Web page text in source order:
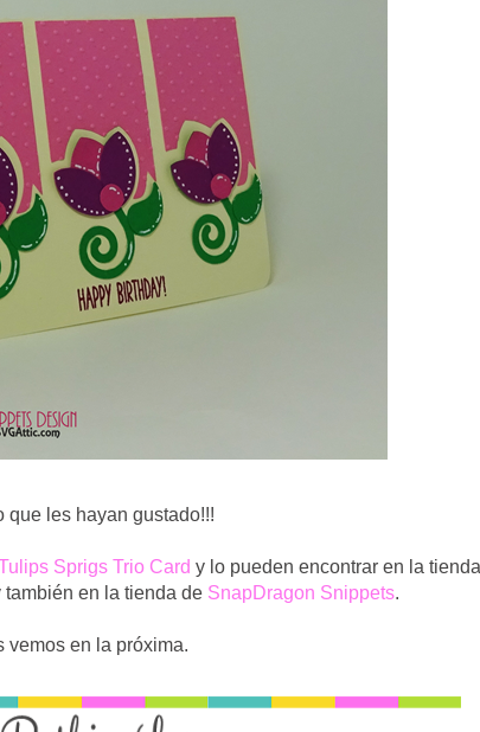
que les hayan gustado!!!
Sprigs Trio Card y lo pueden encontrar en la tienda
en la tienda de SnapDragon Snippets.
vemos en la próxima.